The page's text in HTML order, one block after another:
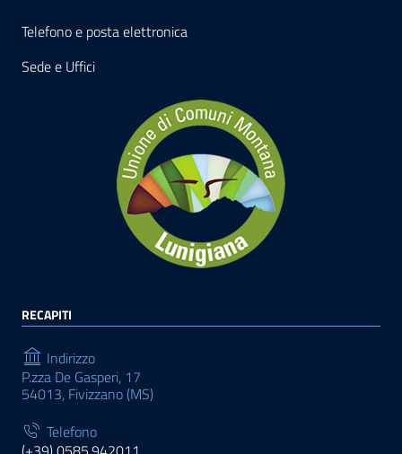
Telefono e posta elettronica
Sede e Uffici
RECAPITI
Indirizzo
P.zza De Gasperi, 17
54013, Fivizzano (MS)
Telefono